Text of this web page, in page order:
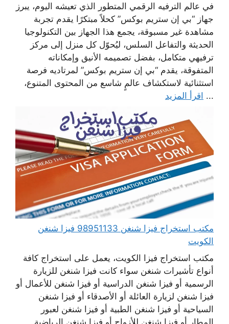
في عالم الترفيه الرقمي المتطور الذي تعيشه اليوم، يبرز
جهاز “بي إن ستريم بوكس” كحلاً مبتكرًا يقدم تجربة
مشاهدة غير مسبوقة، يجمع هذا الجهاز بين التكنولوجيا
الحديثة والتفاعل السلس، ليُحوّل كل منزل إلى مركز
ترفيهي متكامل، بفضل تصميمه الأنيق وإمكاناته
المتفوقة، يقدم “بي إن ستريم بوكس” لمرتاديه فرصة
استثنائية لاستكشاف عالمٍ شاسع من المحتوى المتنوع،
... اقرأ المزيد
مكتب استخراج فيزا شنغن 98951133 فيزا شنغن
الكويت
مكتب استخراج فيزا الكويت، يعمل على استخراج كافة
أنواع تأشيرات شنغن سواء كانت فيزا شنغن للزيارة
الرسمية أو فيزا شنغن الدراسية أو فيزا شنغن للأعمال أو
فيزا شنغن لزيارة العائلة أو الأصدقاء أو فيزا شنغن
السياحية أو فيزا شنغن الطبية أو فيزا شنغن لعبور